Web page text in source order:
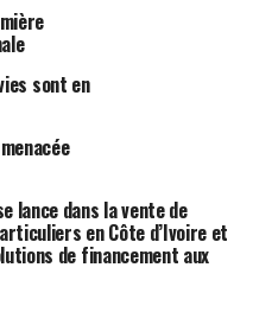
sont en
lance dans la vente de
en Côte d’Ivoire et
de financement aux